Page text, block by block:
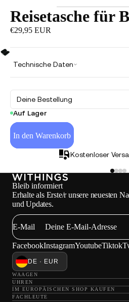
Reisetasche für
€29,95 EUR
Technische Daten
Deine Bestellung
Auf Lager
In den Warenkorb
Kostenloser
Bleib informiert
Erhalte als Erste/r unsere neuesten
und Updates.
E-Mail
FacebookInstagramYoutubeTiktok
DE · EUR
WAAGEN
UHREN
IM EUROPÄISCHEN SHOP KAUFEN
FACHLEUTE